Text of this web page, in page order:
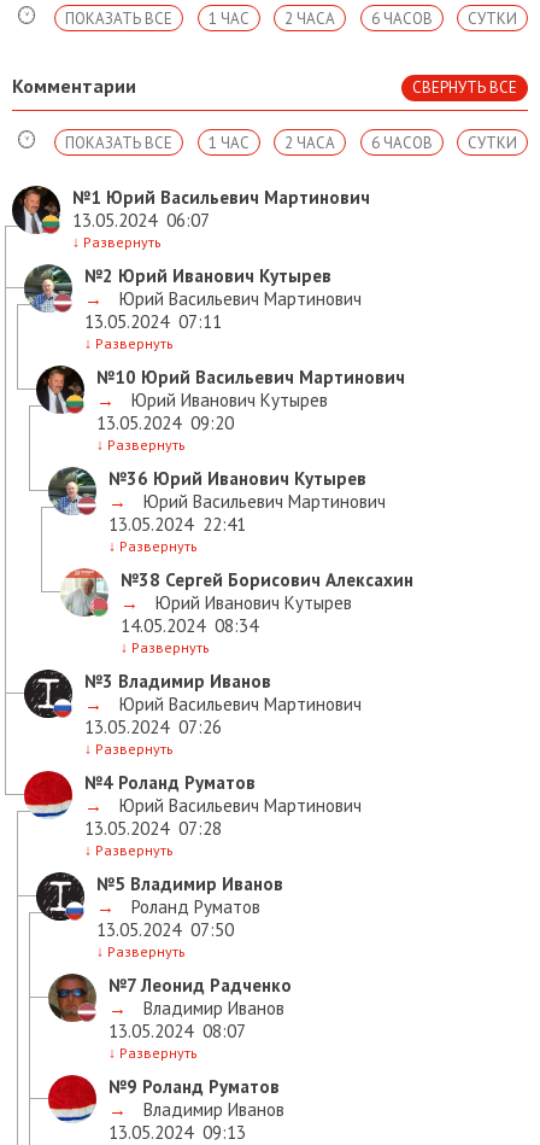
СУТКИ
6 ЧАСОВ
2 ЧАСА
1 ЧАС
ПОКАЗАТЬ ВСЕ
Комментарии СВЕРНУТЬ ВСЕ
СУТКИ
6 ЧАСОВ
2 ЧАСА
1 ЧАС
ПОКАЗАТЬ ВСЕ
№1 Юрий Васильевич Мартинович
13.05.2024 06:07
↓ Развернуть
№2 Юрий Иванович Кутырев
→
Юрий Васильевич Мартинович
13.05.2024 07:11
↓ Развернуть
№10 Юрий Васильевич Мартинович
→
Юрий Иванович Кутырев
13.05.2024 09:20
↓ Развернуть
№36 Юрий Иванович Кутырев
→
Юрий Васильевич Мартинович
13.05.2024 22:41
↓ Развернуть
№38 Сергей Борисович Алексахин
→
Юрий Иванович Кутырев
14.05.2024 08:34
↓ Развернуть
№3 Владимир Иванов
→
Юрий Васильевич Мартинович
13.05.2024 07:26
↓ Развернуть
№4 Роланд Руматов
→
Юрий Васильевич Мартинович
13.05.2024 07:28
↓ Развернуть
№5 Владимир Иванов
→
Роланд Руматов
13.05.2024 07:50
↓ Развернуть
№7Леонид Радченко
→
Владимир Иванов
13.05.2024 08:07
↓ Развернуть
№9 Роланд Руматов
→
Владимир Иванов
13.05.2024 09:13